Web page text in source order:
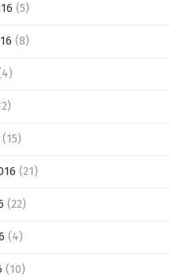
(5)
(8)
(15)
(21)
(22)
(4)
(10)